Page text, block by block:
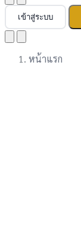
เข้าสู่ระบบ
หน้าแรก